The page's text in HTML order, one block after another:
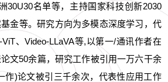
30U30名单等，主持国家科技创新2030
金等。研究方向为多模态深度学习，代
、Video-LLaVA等,以第一/通讯作者在
文50余篇，研究工作被引用一万六干余
作)论文被引三千余次，代表性应用工作